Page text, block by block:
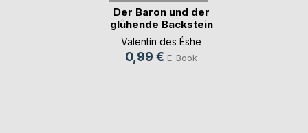
Der Baron und der
glühende Backstein
Valentín des Éshe
0,99 € E-Book